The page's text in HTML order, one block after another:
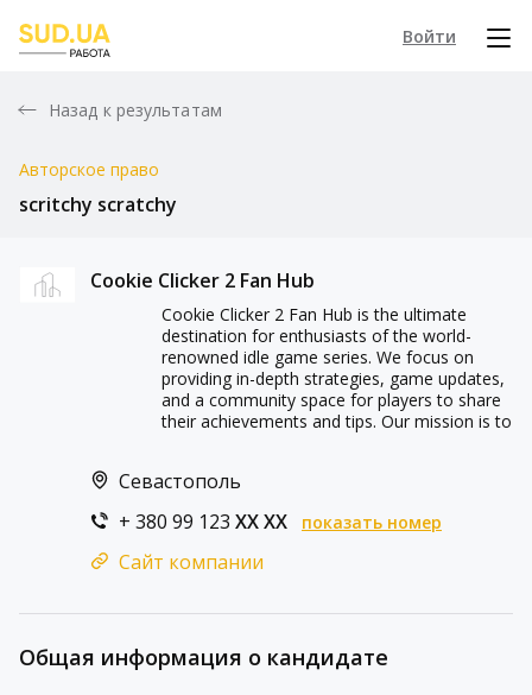
Войти
Назад к результатам
Авторское право
scritchy scratchy
Cookie Clicker 2 Fan Hub
Cookie Clicker 2 Fan Hub is the ultimate
destination for enthusiasts of the world-
renowned idle game series. We focus on
providing in-depth strategies, game updates,
and a community space for players to share
their achievements and tips. Our mission is to
Севастополь
+ 380 99 123 XX XX показать номер
Сайт компании
Общая информация о кандидате